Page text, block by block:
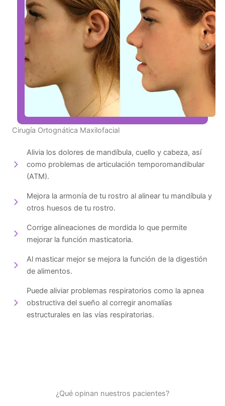
Cirugía Ortognática Maxilofacial
Alivia los dolores de mandíbula, cuello y cabeza, así
como problemas de articulación temporomandibular
(ATM).
Mejora la armonía de tu rostro al alinear tu mandíbula y
otros huesos de tu rostro.
Corrige alineaciones de mordida lo que permite
mejorar la función masticatoria.
Al masticar mejor se mejora la función de la digestión
de alimentos.
Puede aliviar problemas respiratorios como la apnea
obstructiva del sueño al corregir anomalías
estructurales en las vías respiratorias.
¿Qué opinan nuestros pacientes?